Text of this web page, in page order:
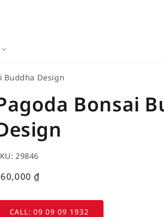
Buddha Design
Bonsai
29846
₫
CALL: 09 09 09 1932